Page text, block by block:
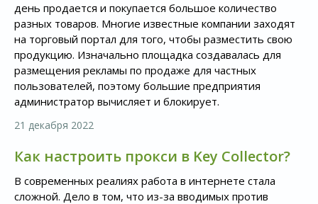
день продается и покупается большое количество
разных товаров. Многие известные компании заходят
на торговый портал для того, чтобы разместить свою
продукцию. Изначально площадка создавалась для
размещения рекламы по продаже для частных
пользователей, поэтому большие предприятия
администратор вычисляет и блокирует.
21 декабря 2022
Как настроить прокси в Key Collector?
В современных реалиях работа в интернете стала
сложной. Дело в том, что из-за вводимых против